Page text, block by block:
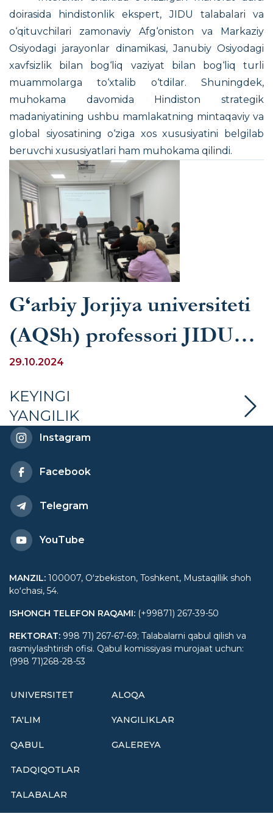
doirasida hindistonlik ekspert, JIDU talabalari va
o‘qituvchilari zamonaviy Afg‘oniston va Markaziy
Osiyodagi jarayonlar dinamikasi, Janubiy Osiyodagi
xavfsizlik bilan bog‘liq vaziyat bilan bog‘liq turli
muammolarga to‘xtalib o‘tdilar. Shuningdek,
muhokama davomida Hindiston strategik
madaniyatining ushbu mamlakatning mintaqaviy va
global siyosatining o‘ziga xos xususiyatini belgilab
beruvchi xususiyatlari ham muhokama qilindi.
G‘arbiy Jorjiya universiteti
(AQSh) professori JIDU
talabalari uchun mahorat
darsi o‘tkazdi
29.10.2024
KEYINGI
YANGILIK
Instagram
Facebook
Telegram
YouTube
MANZIL: 100007, Oʻzbekiston, Toshkent, Mustaqillik shoh
koʻchasi, 54.
ISHONCH TELEFON RAQAMI: (+99871) 267-39-50
REKTORAT: 998 71) 267-67-69; Talabalarni qabul qilish va
rasmiylashtirish ofisi. Qabul komissiyasi murojaat uchun:
(998 71)268-28-53
UNIVERSITET
TA'LIM
QABUL
TADQIQOTLAR
TALABALAR
ALOQA
YANGILIKLAR
GALEREYA